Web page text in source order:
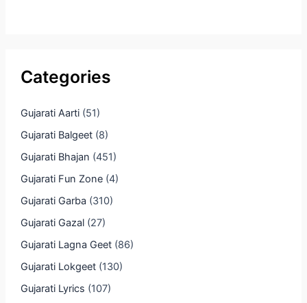
Categories
Gujarati Aarti(51)
Gujarati Balgeet(8)
Gujarati Bhajan (451)
Gujarati Fun Zone(4)
Gujarati Garba (310)
Gujarati Gazal(27)
Gujarati Lagna Geet(86)
Gujarati Lokgeet(130)
Gujarati Lyrics (107)